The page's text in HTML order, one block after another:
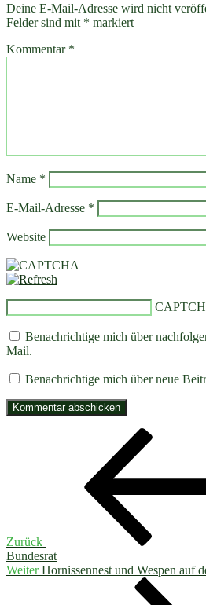
Deine E-Mail-Adresse wird nicht
Felder sind mit * markiert
Kommentar *
Name *
E-Mail-Adresse *
Website
Benachrichtige mich über
Mail.
Benachrichtige mich über neue
Beitragsnavigation
Zurück
Bundesrat
Nächster
Weiter Hornissennest und Wespen auf